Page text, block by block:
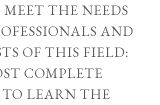
MEET THE NEEDS
AND
OF THIS FIELD:
COMPLETE
TO LEARN THE